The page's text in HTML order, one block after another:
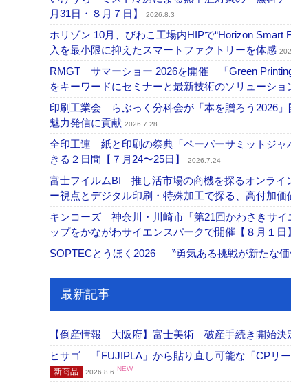
月31日・８月７日】
2026.8.3
ホリゾン 10月、びわこ工場内HIPで“Horizon
入を最小限に抑えたスマートファクトリーを体感
RMGT サマーショー 2026を開催 「Green
をキーワードにセミナーと最新技術のソリューショ
印刷工業会 らぶっく分科会が「本を贈ろう2026
魅力発信に貢献 2026.7.28
全印工連 紙と印刷の祭典「ペーパーサミットジ
きる２日間【７月24〜25日】
2026.7.24
富士フイルムBI 推し活市場の商機を探るオンライ
ー視点とデジタル印刷・特殊加工で探る、高付加
キンコーズ 神奈川・川崎市「第21回かわさきサ
ップをかながわサイエンスパークで開催【８月１日
SOPTECとうほく2026 〝勇気ある挑戦が新たな
最新記事
【倒産情報 大阪府】富士美術 破産手続き開始決
ヒサゴ 「FUJIPLA」から貼り直し可能な「CPリ
新商品 2026.8.6 NEW